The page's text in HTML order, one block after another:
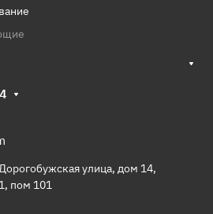
улица, дом 14,
пом 101